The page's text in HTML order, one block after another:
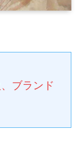
ブランド